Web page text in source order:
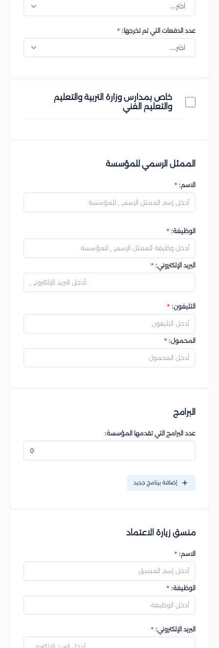
اختر...
عدد الدفعات التي تم تخرجها:
اختر...
خاص بمدارس وزارة التربية والتعليم
والتعليم الفني
الممثل الرسمي للمؤسسة
الاسم:
الوظيفة:
البريد الإلكتروني:
التليفون:
المحمول:
البرامج
عدد البرامج التي تقدمها المؤسسة:
إضافة برنامج جديد
منسق زيارة الاعتماد
الاسم:
الوظيفة:
البريد الإلكتروني: